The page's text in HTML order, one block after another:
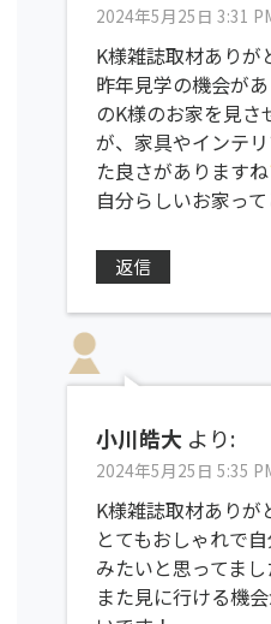
2024年5月25日 3:31
K様雑誌取材ありが
昨年見学の機会が
のK様のお家を見さ
が、家具やインテ
た良さがありますね
自分らしいお家っ
返信
小川皓大 より:
2024年5月25日 5:35
K様雑誌取材ありが
とてもおしゃれで
みたいと思ってまし
また見に行ける機